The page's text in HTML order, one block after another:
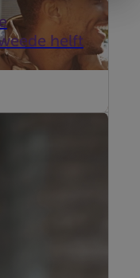
helft